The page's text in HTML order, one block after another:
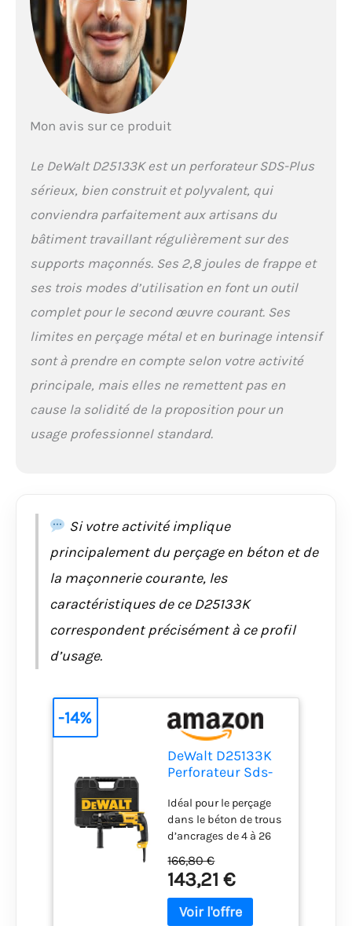
débrayage de sécurité
élimine le risque d’à-
coups lorsque le foret
se bloque
Mon avis sur ce produit
Le DeWalt D25133K est un perforateur SDS-Plus
sérieux, bien construit et polyvalent, qui
conviendra parfaitement aux artisans du
bâtiment travaillant régulièrement sur des
supports maçonnés. Ses 2,8 joules de frappe et
ses trois modes d’utilisation en font un outil
complet pour le second œuvre courant. Ses
limites en perçage métal et en burinage intensif
sont à prendre en compte selon votre activité
principale, mais elles ne remettent pas en
cause la solidité de la proposition pour un
usage professionnel standard.
Si votre activité implique
principalement du perçage en béton et de
la maçonnerie courante, les
caractéristiques de ce D25133K
correspondent précisément à ce profil
d’usage.
DeWalt D25133K
Perforateur Sds-
mm Filaire -
800W - Vitesse à
Vide 0-1500
tr/Min - Energie
de frappe (Epta
05/2009) 2, 8
Joules
Idéal pour le perçage
dans le béton de trous
d’ancrages de 4 à 26
perforateur est parfait
pour les travaux de
construction Son stop
de rotation lui permet
166,80 €
143,21 €
-14%